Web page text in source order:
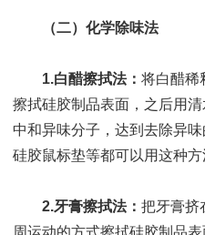
（二） 化学除味法
1.白醋擦拭法： 将白醋稀
擦拭硅胶制品表面，之后用
中和异味分子，达到去除异
硅胶鼠标垫等都可以用这种方
2.牙膏擦拭法： 把牙膏挤
周运动的方式擦拭硅胶制品